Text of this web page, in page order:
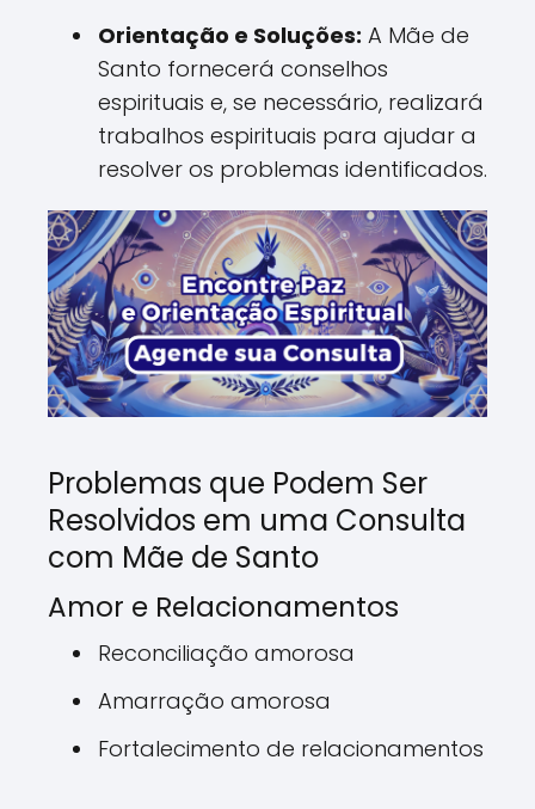
Orientação e Soluções: A Mãe de
Santo fornecerá conselhos
espirituais e, se necessário, realizará
trabalhos espirituais para ajudar a
resolver os problemas identificados.
Problemas que Podem Ser
Resolvidos em uma Consulta
com Mãe de Santo
Amor e Relacionamentos
Reconciliação amorosa
Amarração amorosa
Fortalecimento de relacionamentos